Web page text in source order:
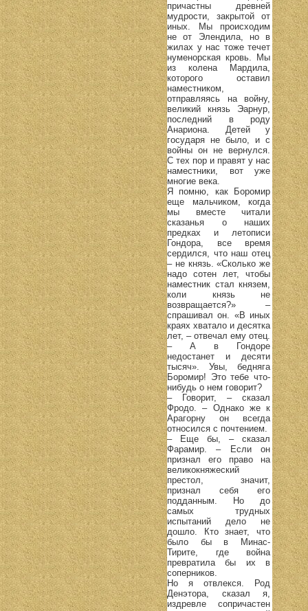
причастны древней
мудрости, закрытой от
иных. Мы происходим
не от Элендила, но в
жилах у нас тоже течет
нуменорская кровь. Мы
из колена Мардила,
которого оставил
наместником,
отправляясь на войну,
великий князь Эарнур,
последний в роду
Анариона. Детей у
государя не было, и с
войны он не вернулся.
С тех пор и правят у нас
наместники, вот уже
многие века.
Я помню, как Боромир
еще мальчиком, когда
мы вместе читали
сказанья о наших
предках и летописи
Гондора, все время
сердился, что наш отец
– не князь. «Сколько же
надо сотен лет, чтобы
наместник стал князем,
коли князь не
возвращается?» –
спрашивал он. «В иных
краях хватало и десятка
лет, – отвечал ему отец.
– А в Гондоре
недостанет и десяти
тысяч». Увы, бедняга
Боромир! Это тебе что-
нибудь о нем говорит?
– Говорит, – сказал
Фродо. – Однако же к
Арагорну он всегда
относился с почтением.
– Еще бы, – сказал
Фарамир. – Если он
признал его право на
великокняжеский
престол, значит,
признал себя его
подданным. Но до
самых трудных
испытаний дело не
дошло. Кто знает, что
было бы в Минас-
Тирите, где война
превратила бы их в
соперников.
Но я отвлекся. Род
Денэтора, сказал я,
издревле сопричастен